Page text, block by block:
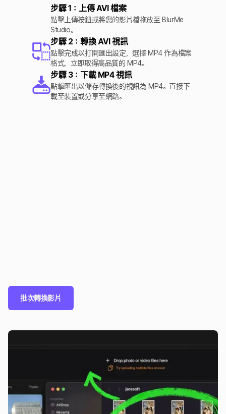
步驟 1：上傳 AVI 檔案
點擊上傳按鈕或將您的影片檔拖放至 BlurMe
Studio。
步驟 2：轉換 AVI 視訊
點擊完成以打開匯出設定，選擇 MP4 作為檔案
格式，立即取得高品質的 MP4。
步驟 3：下載 MP4 視訊
點擊匯出以儲存轉換後的視訊為 MP4。直接下
載至裝置或分享至網路。
批次轉換影片